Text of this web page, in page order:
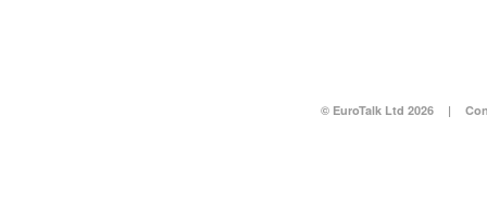
© EuroTalk Ltd 2026 |